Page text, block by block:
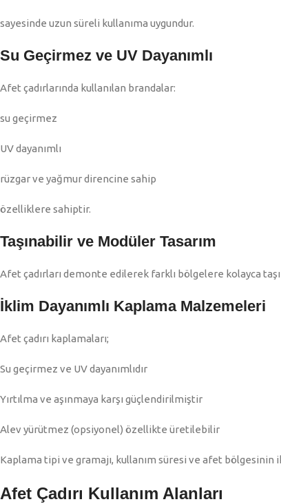
sayesinde uzun süreli kullanıma uygundur.
Su Geçirmez ve UV Dayanımlı
Afet çadırlarında kullanılan brandalar:
su geçirmez
UV dayanımlı
rüzgar ve yağmur direncine sahip
özelliklere sahiptir.
Taşınabilir ve Modüler Tasarım
Afet çadırları demonte edilerek farklı bölgelere kolayca
İklim Dayanımlı Kaplama Malzemeleri
Afet çadırı kaplamaları;
Su geçirmez ve UV dayanımlıdır
Yırtılma ve aşınmaya karşı güçlendirilmiştir
Alev yürütmez (opsiyonel) özellikte üretilebilir
Kaplama tipi ve gramajı, kullanım süresi ve afet bölgesinin
Afet Çadırı Kullanım Alanları